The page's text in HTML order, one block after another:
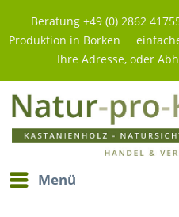
Beratung +49 (0) 2862
Produktion in Borken
Ihre Adresse, oder
Menü